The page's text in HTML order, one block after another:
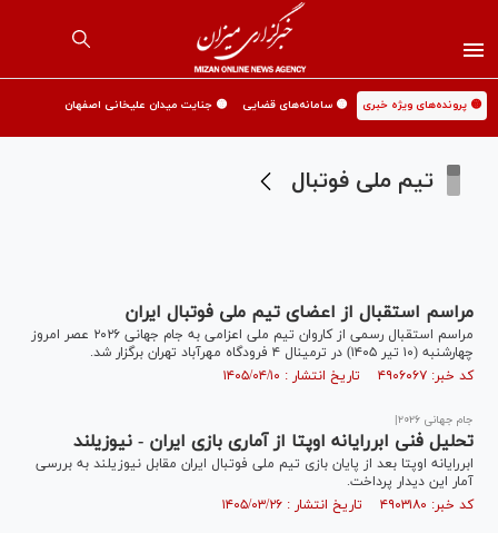
🟡 پرونده‌های ویژه خبری 🟡 سامانه‌های قضایی 🟡 جنایت میدان علیخانی اصفهان
تیم ملی فوتبال
مراسم استقبال از اعضای تیم ملی فوتبال ایران
مراسم استقبال رسمی از کاروان تیم ملی اعزامی به جام جهانی ۲۰۲۶ عصر امروز
چهارشنبه (۱۰ تیر ۱۴۰۵) در ترمینال ۴ فرودگاه مهرآباد تهران برگزار شد.
کد خبر: ۴۹۰۶۰۶۷ تاریخ انتشار : ۱۴۰۵/۰۴/۱۰
جام جهانی ۲۰۲۶|
تحلیل فنی ابررایانه اوپتا از آماری بازی ایران - نیوزیلند
ابررایانه اوپتا بعد از پایان بازی تیم ملی فوتبال ایران مقابل نیوزیلند به بررسی
آمار این دیدار پرداخت.
کد خبر: ۴۹۰۳۱۸۰ تاریخ انتشار : ۱۴۰۵/۰۳/۲۶